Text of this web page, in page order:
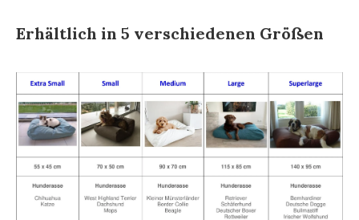
Erhältlich in 5 verschiedenen Größen